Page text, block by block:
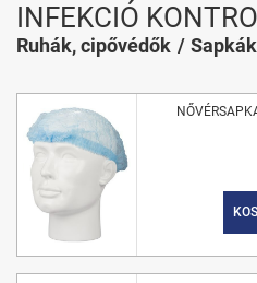
INFEKCIÓ
Ruhák, cipővédők Sapkák